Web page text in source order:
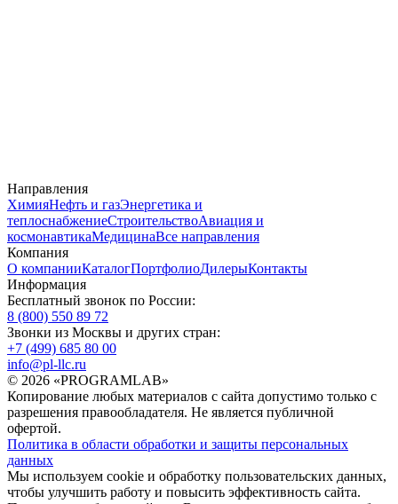
Направления
ХимияНефть и газЭнергетика и
теплоснабжениеСтроительствоАвиация и
космонавтикаМедицинаВсе направления
Компания
О компанииКаталогПортфолиоДилерыКонтакты
Информация
Бесплатный звонок по России:
8 (800) 550 89 72
Звонки из Москвы и других стран:
+7 (499) 685 80 00
info@pl-llc.ru
© 2026 «PROGRAMLAB»
Копирование любых материалов с сайта допустимо только с
разрешения правообладателя. Не является публичной
офертой.
Политика в области обработки и защиты персональных
данных
Мы используем cookie и обработку пользовательских данных,
чтобы улучшить работу и повысить эффективность сайта.